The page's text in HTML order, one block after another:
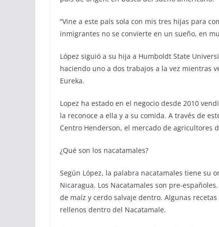
“Vine a este país sola con mis tres hijas para
inmigrantes no se convierte en un sueño, en
López siguió a su hija a Humboldt State
haciendo uno a dos trabajos a la vez mientras
Eureka.
Lopez ha estado en el negocio desde 2010
la reconoce a ella y a su comida. A través de
Centro Henderson, el mercado de agricultores
¿Qué son los nacatamales?
Según López, la palabra nacatamales tiene su
Nicaragua. Los Nacatamales son pre-
de maíz y cerdo salvaje dentro. Algunas
rellenos dentro del Nacatamale.